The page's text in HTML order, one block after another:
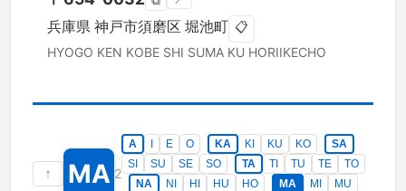
兵庫県 神戸市須磨区 堀池町 📋
HYOGO KEN KOBE SHI SUMA KU HORIIKECHO
↑ MA 2
A E O KA KI KU KO
SA
SI
SU SE SO TA TI TU TE
TO
NA
NI HI HU HO MA MI
MU